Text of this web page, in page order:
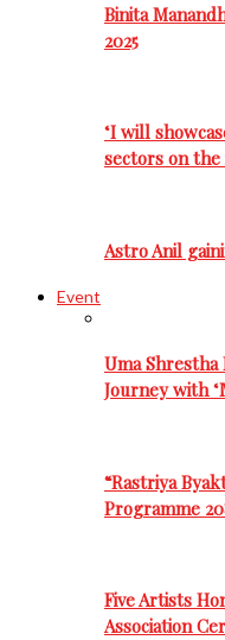
Binita
2025
‘I will
sectors on
Astro Anil
Event
Uma
Journey with
“Rastriya
Programme
Five Artists
Association